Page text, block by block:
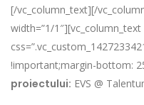
[/vc_column_text][/
width=”1/1″][vc_column_text
!important;margin-bottom:
proiectului: EVS @